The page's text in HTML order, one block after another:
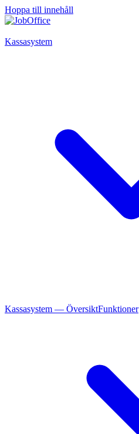
Hoppa till innehåll
Kassasystem
Kassasystem — ÖversiktFunktioner